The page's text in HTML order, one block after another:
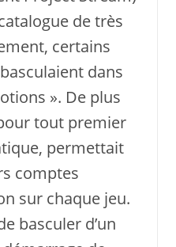
de très
certains
dans
». De plus
tout premier
permettait
comptes
sur chaque jeu.
basculer d’un